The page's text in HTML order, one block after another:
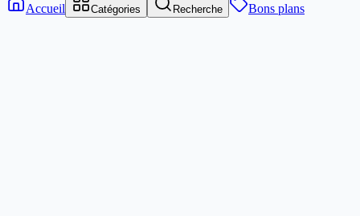
Accueil
Catégories Recherche Bons plans